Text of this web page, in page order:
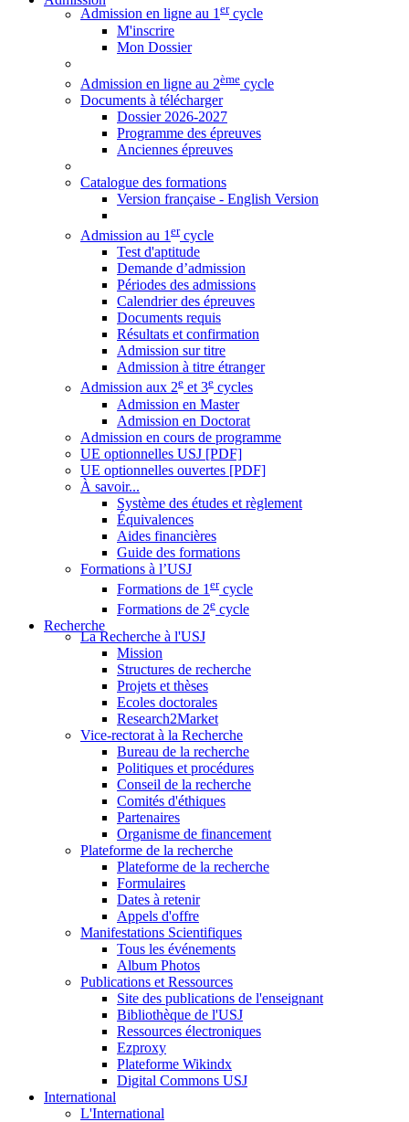
Admission en ligne au 1ercycle
M'inscrire
Mon Dossier
Admission en ligne au 2ème cycle
Documents à télécharger
Dossier 2026-2027
Programme des épreuves
Anciennes épreuves
Catalogue des formations
Version française - English Version
Admission au 1 ercycle
Test d'aptitude
Demande d’admission
Périodes des admissions
Calendrier des épreuves
Documents requis
Résultats et confirmation
Admission sur titre
Admission à titre étranger
Admission aux 2e et 3e cycles
Admission en Master
Admission en Doctorat
Admission en cours de programme
UE optionnelles USJ [PDF]
UE optionnelles ouvertes [PDF]
À savoir...
Système des études et règlement
Équivalences
Aides financières
Guide des formations
Formations à l’USJ
Formations de 1 ercycle
Formations de 2e cycle
Recherche
La Recherche à l'USJ
Mission
Structures de recherche
Projets et thèses
Ecoles doctorales
Research2Market
Vice-rectorat à la Recherche
Bureau de la recherche
Politiques et procédures
Conseil de la recherche
Comités d'éthiques
Partenaires
Organisme de financement
Plateforme de la recherche
Plateforme de la recherche
Formulaires
Dates à retenir
Appels d'offre
Manifestations Scientifiques
Tous les événements
Album Photos
Publications et Ressources
Site des publications de l'enseignant
Bibliothèque de l'USJ
Ressources électroniques
Ezproxy
Plateforme Wikindx
Digital Commons USJ
International
L'International